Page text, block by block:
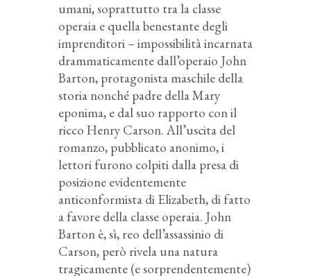
umani, soprattutto tra la classe
operaia e quella benestante degli
imprenditori – impossibilità incarnata
drammaticamente dall’operaio John
Barton, protagonista maschile della
storia nonché padre della Mary
eponima, e dal suo rapporto con il
ricco Henry Carson. All’uscita del
romanzo, pubblicato anonimo, i
lettori furono colpiti dalla presa di
posizione evidentemente
anticonformista di Elizabeth, di fatto
a favore della classe operaia. John
Barton è, sì, reo dell’assassinio di
Carson, però rivela una natura
tragicamente (e sorprendentemente)